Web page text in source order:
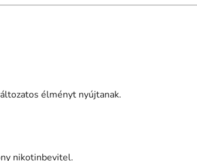
élményt nyújtanak.
nikotinbevitel.